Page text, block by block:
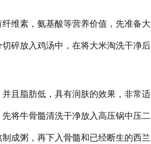
维素，氨基酸等营养价值，先准备大
碎放入鸡汤中，在将大米淘洗干净后
且脂肪低，具有润肤的效果，非常适
将牛骨髓清洗干净放入高压锅中压二
成粥，再下入骨髓和已经断生的西兰